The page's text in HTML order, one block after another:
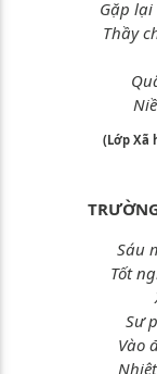
Gặp
Thầy
Niềm
(Lớp Xã
Sáu
Tốt
Sư
Vào